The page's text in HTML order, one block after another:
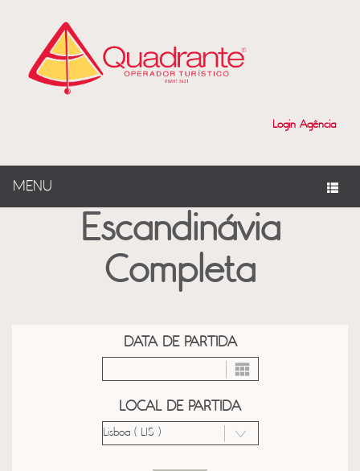
Login Agência
MENU
Escandinávia
Completa
DATA DE PARTIDA
LOCAL DE PARTIDA